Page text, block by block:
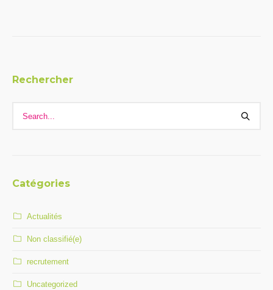
Rechercher
Catégories
Actualités
Non classifié(e)
recrutement
Uncategorized